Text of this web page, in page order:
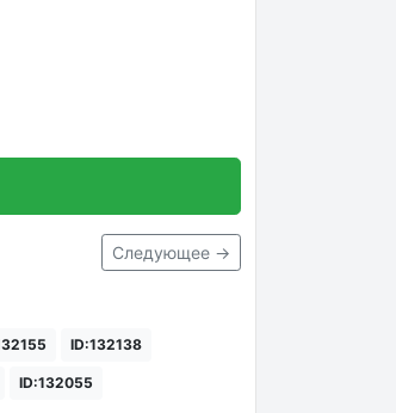
Следующее →
ID:132138
ID:132055